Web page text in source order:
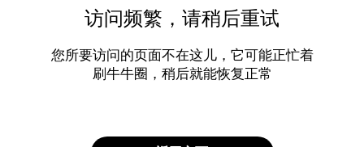
访问频繁，请稍后重试
您所要访问的页面不在这儿，它可能正忙着
刷牛牛圈，稍后就能恢复正常